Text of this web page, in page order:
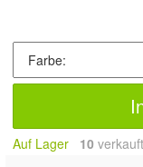
Auf Lager 10 verkauft